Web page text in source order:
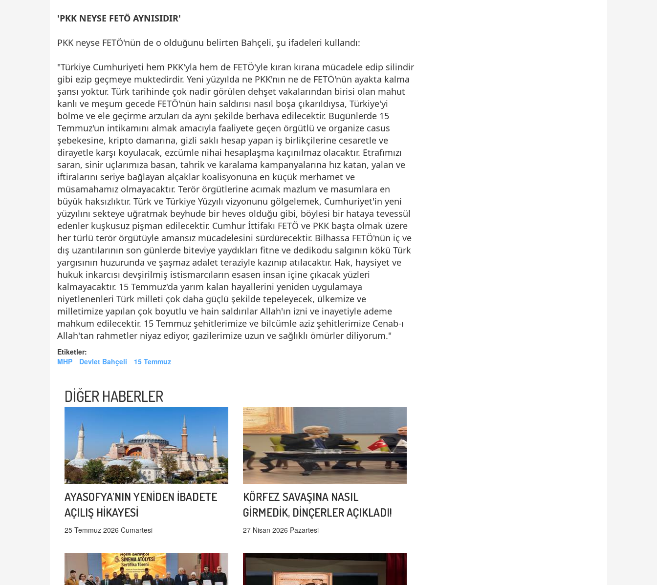
'PKK NEYSE FETÖ AYNISIDIR'
PKK neyse FETÖ'nün de o olduğunu belirten Bahçeli, şu ifadeleri kullandı:
"Türkiye Cumhuriyeti hem PKK'yla hem de FETÖ'yle kıran kırana mücadele edip silindir
gibi ezip geçmeye muktedirdir. Yeni yüzyılda ne PKK'nın ne de FETÖ'nün ayakta kalma
şansı yoktur. Türk tarihinde çok nadir görülen dehşet vakalarından birisi olan mahut
kanlı ve meşum gecede FETÖ'nün hain saldırısı nasıl boşa çıkarıldıysa, Türkiye'yi
bölme ve ele geçirme arzuları da aynı şekilde berhava edilecektir. Bugünlerde 15
Temmuz'un intikamını almak amacıyla faaliyete geçen örgütlü ve organize casus
şebekesine, kripto damarına, gizli saklı hesap yapan iş birlikçilerine cesaretle ve
dirayetle karşı koyulacak, ezcümle nihai hesaplaşma kaçınılmaz olacaktır. Etrafımızı
saran, sinir uçlarımıza basan, tahrik ve karalama kampanyalarına hız katan, yalan ve
iftiralarını seriye bağlayan alçaklar koalisyonuna en küçük merhamet ve
müsamahamız olmayacaktır. Terör örgütlerine acımak mazlum ve masumlara en
büyük haksızlıktır. Türk ve Türkiye Yüzyılı vizyonunu gölgelemek, Cumhuriyet'in yeni
yüzyılını sekteye uğratmak beyhude bir heves olduğu gibi, böylesi bir hataya tevessül
edenler kuşkusuz pişman edilecektir. Cumhur İttifakı FETÖ ve PKK başta olmak üzere
her türlü terör örgütüyle amansız mücadelesini sürdürecektir. Bilhassa FETÖ'nün iç ve
dış uzantılarının son günlerde biteviye yaydıkları fitne ve dedikodu salgının kökü Türk
yargısının huzurunda ve şaşmaz adalet teraziyle kazınıp atılacaktır. Hak, haysiyet ve
hukuk inkarcısı devşirilmiş istismarcıların esasen insan içine çıkacak yüzleri
kalmayacaktır. 15 Temmuz'da yarım kalan hayallerini yeniden uygulamaya
niyetlenenleri Türk milleti çok daha güçlü şekilde tepeleyecek, ülkemize ve
milletimize yapılan çok boyutlu ve hain saldırılar Allah'ın izni ve inayetiyle ademe
mahkum edilecektir. 15 Temmuz şehitlerimize ve bilcümle aziz şehitlerimize Cenab-ı
Allah'tan rahmetler niyaz ediyor, gazilerimize uzun ve sağlıklı ömürler diliyorum."
Etiketler:
MHP
Devlet Bahçeli 15 Temmuz
DİĞER HABERLER
AYASOFYA'NIN YENİDEN İBADETE
AÇILIŞ HİKAYESİ
25 Temmuz 2026 Cumartesi
KÖRFEZ SAVAŞINA NASIL
GİRMEDİK, DİNÇERLER AÇIKLADI!
27 Nisan 2026 Pazartesi